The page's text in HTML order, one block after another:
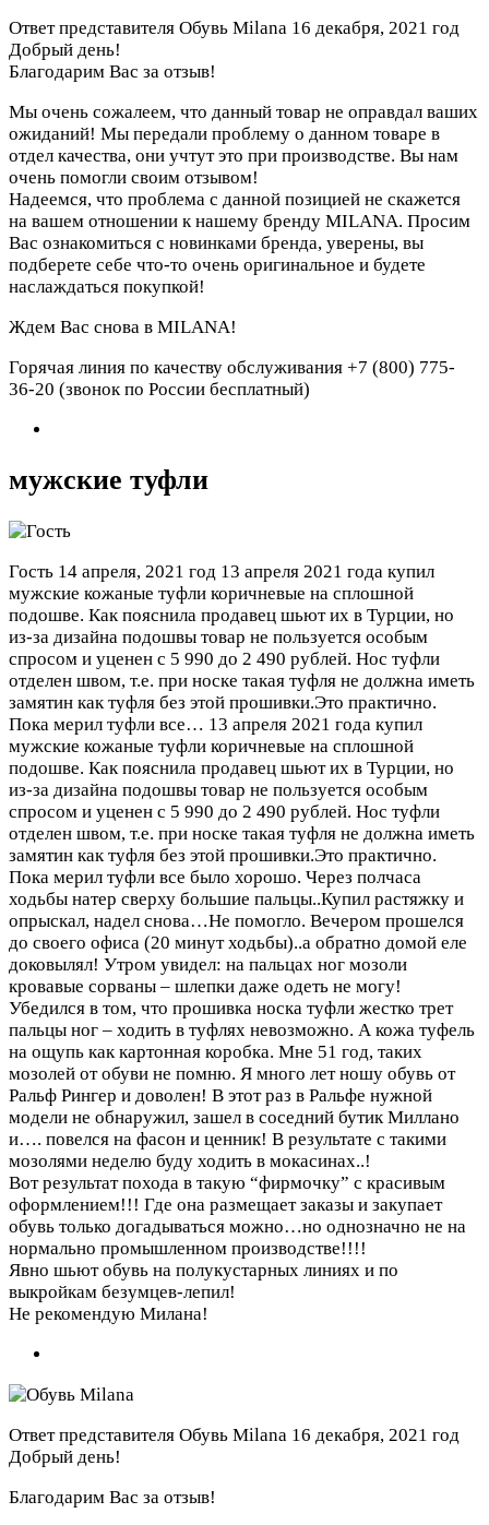
Ответ представителя Обувь Milana 16 декабря, 2021 год
Добрый день!
Благодарим Вас за отзыв!
Мы очень сожалеем, что данный товар не оправдал ваших
ожиданий! Мы передали проблему о данном товаре в
отдел качества, они учтут это при производстве. Вы нам
очень помогли своим отзывом!
Надеемся, что проблема с данной позицией не скажется
на вашем отношении к нашему бренду MILANA. Просим
Вас ознакомиться с новинками бренда, уверены, вы
подберете себе что-то очень оригинальное и будете
наслаждаться покупкой!
Ждем Вас снова в MILANA!
Горячая линия по качеству обслуживания +7 (800) 775-
36-20 (звонок по России бесплатный)
мужские туфли
Гость 14 апреля, 2021 год 13 апреля 2021 года купил
мужские кожаные туфли коричневые на сплошной
подошве. Как пояснила продавец шьют их в Турции, но
из-за дизайна подошвы товар не пользуется особым
спросом и уценен с 5 990 до 2 490 рублей. Нос туфли
отделен швом, т.е. при носке такая туфля не должна иметь
замятин как туфля без этой прошивки.Это практично.
Пока мерил туфли все… 13 апреля 2021 года купил
мужские кожаные туфли коричневые на сплошной
подошве. Как пояснила продавец шьют их в Турции, но
из-за дизайна подошвы товар не пользуется особым
спросом и уценен с 5 990 до 2 490 рублей. Нос туфли
отделен швом, т.е. при носке такая туфля не должна иметь
замятин как туфля без этой прошивки.Это практично.
Пока мерил туфли все было хорошо. Через полчаса
ходьбы натер сверху большие пальцы..Купил растяжку и
опрыскал, надел снова…Не помогло. Вечером прошелся
до своего офиса (20 минут ходьбы)..а обратно домой еле
доковылял! Утром увидел: на пальцах ног мозоли
кровавые сорваны – шлепки даже одеть не могу!
Убедился в том, что прошивка носка туфли жестко трет
пальцы ног – ходить в туфлях невозможно. А кожа туфель
на ощупь как картонная коробка. Мне 51 год, таких
мозолей от обуви не помню. Я много лет ношу обувь от
Ральф Рингер и доволен! В этот раз в Ральфе нужной
модели не обнаружил, зашел в соседний бутик Миллано
и…. повелся на фасон и ценник! В результате с такими
мозолями неделю буду ходить в мокасинах..!
Вот результат похода в такую “фирмочку” с красивым
оформлением!!! Где она размещает заказы и закупает
обувь только догадываться можно…но однозначно не на
нормально промышленном производстве!!!!
Явно шьют обувь на полукустарных линиях и по
выкройкам безумцев-лепил!
Не рекомендую Милана!
Ответ представителя Обувь Milana 16 декабря, 2021 год
Добрый день!
Благодарим Вас за отзыв!